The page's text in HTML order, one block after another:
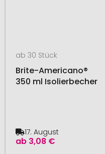
ab 30 Stück
Brite-Americano®
350 ml Isolierbecher
ab 3,08 €
17. August